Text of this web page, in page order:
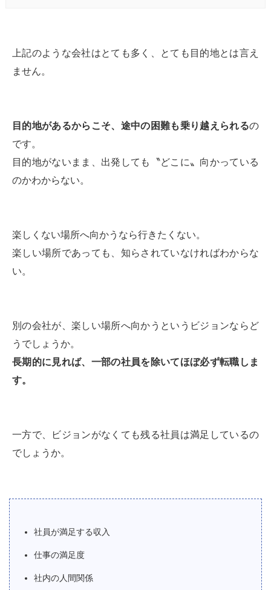
上記のような会社はとても多く、とても目的地とは言え
ません。
目的地があるからこそ、途中の困難も乗り越えられるの
です。
目的地がないまま、出発しても〝どこに〟向かっている
のかわからない。
楽しくない場所へ向かうなら行きたくない。
楽しい場所であっても、知らされていなければわからな
い。
別の会社が、楽しい場所へ向かうというビジョンならど
うでしょうか。
長期的に見れば、一部の社員を除いてほぼ必ず転職しま
す。
一方で、ビジョンがなくても残る社員は満足しているの
でしょうか。
社員が満足する収入
仕事の満足度
社内の人間関係